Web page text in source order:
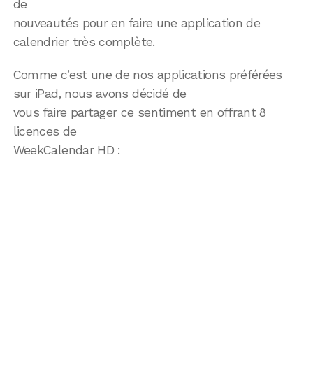
de
nouveautés pour en faire une application de
calendrier très complète.
Comme c’est une de nos applications préférées
sur iPad, nous avons décidé de
vous faire partager ce sentiment en offrant 8
licences de
WeekCalendar HD :